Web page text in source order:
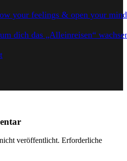
your feelings & open your
dich das „Alleinreisen“
veröffentlicht. Erforderliche